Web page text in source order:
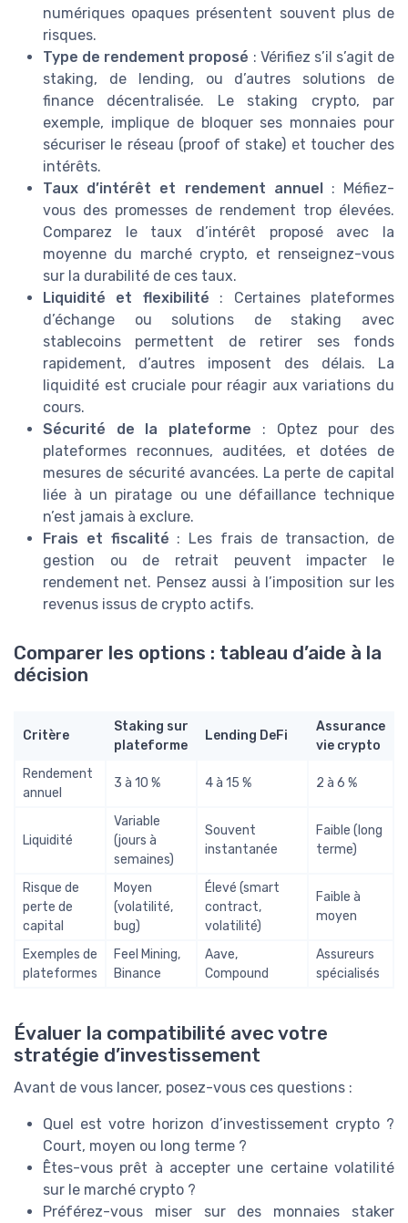
numériques opaques présentent souvent plus de
risques.
Type de rendement proposé : Vérifiez s’il s’agit de
staking, de lending, ou d’autres solutions de
finance décentralisée. Le staking crypto, par
exemple, implique de bloquer ses monnaies pour
sécuriser le réseau (proof of stake) et toucher des
intérêts.
Taux d’intérêt et rendement annuel
: Méfiez-
vous des promesses de rendement trop élevées.
Comparez le taux d’intérêt proposé avec la
moyenne du marché crypto, et renseignez-vous
sur la durabilité de ces taux.
Liquidité et flexibilité : Certaines plateformes
d’échange ou solutions de staking avec
stablecoins permettent de retirer ses fonds
rapidement, d’autres imposent des délais. La
liquidité est cruciale pour réagir aux variations du
cours.
Sécurité de la plateforme : Optez pour des
plateformes reconnues, auditées, et dotées de
mesures de sécurité avancées. La perte de capital
liée à un piratage ou une défaillance technique
n’est jamais à exclure.
Frais et fiscalité : Les frais de transaction, de
gestion ou de retrait peuvent impacter le
rendement net. Pensez aussi à l’imposition sur les
revenus issus de crypto actifs.
Comparer les options : tableau d’aide à la
décision
Critère
Staking sur
plateforme
Lending DeFi
Assurance
vie crypto
Rendement
annuel
3 à 10 % 4 à 15 % 2 à 6 %
Liquidité
Variable
(jours à
semaines)
Souvent
instantanée
Faible (long
terme)
Risque de
perte de
capital
Moyen
(volatilité,
bug)
Élevé (smart
contract,
volatilité)
Faible à
moyen
Exemples de
plateformes
Feel Mining,
Binance
Aave,
Compound
Assureurs
spécialisés
Évaluer la compatibilité avec votre
stratégie d’investissement
Avant de vous lancer, posez-vous ces questions :
Quel est votre horizon d’investissement crypto ?
Court, moyen ou long terme ?
Êtes-vous prêt à accepter une certaine volatilité
sur le marché crypto ?
Préférez-vous miser sur des monnaies staker